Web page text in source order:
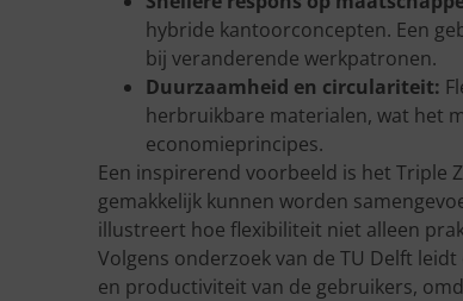
hybride kantoorconcepten. Een
bij veranderende werkpatronen.
Duurzaamheid en circulariteit:
herbruikbare materialen, wat het
economieprincipes.
Een inspirerend voorbeeld is het
gemakkelijk kunnen worden
illustreert hoe flexibiliteit niet alleen
Volgens onderzoek van de TU Delft
en productiviteit van de gebruikers,